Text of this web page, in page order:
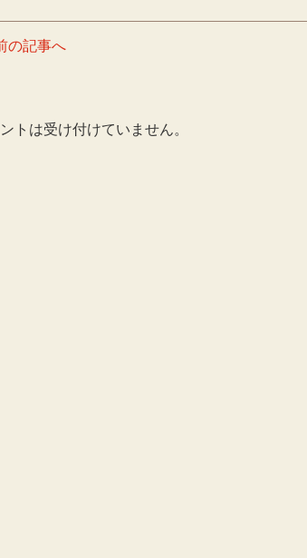
の記事へ
トは受け付けていません。